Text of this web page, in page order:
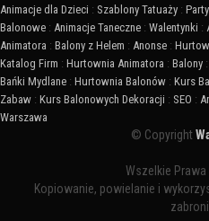
Animacje dla Dzieci : Szablony Tatuaży :
Balonowe : Animacje Taneczne : Walentynki :
Animatora : Balony z Helem : Anonse :
Katalog Firm : Hurtownia Animatora : Balony :
Bańki Mydlane : Hurtownia Balonów : Kurs
Zabaw : Kurs Balonowych Dekoracji : SEO :
Warszawa
© Copyright
Wszelkie
Kopiowanie, powielanie i